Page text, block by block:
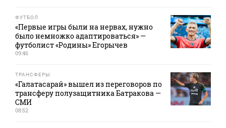
ФУТБОЛ
«Первые игры были на нервах, нужно
было немножко адаптироваться» —
футболист «Родины» Егорычев
09:46
ТРАНСФЕРЫ
«Галатасарай» вышел из переговоров по
трансферу полузащитника Батракова —
СМИ
08:52